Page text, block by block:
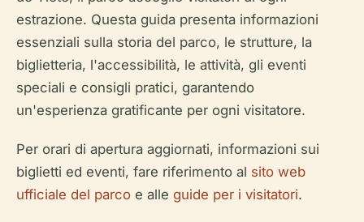
estrazione. Questa guida presenta informazioni
essenziali sulla storia del parco, le strutture, la
biglietteria, l'accessibilità, le attività, gli eventi
speciali e consigli pratici, garantendo
un'esperienza gratificante per ogni visitatore.
Per orari di apertura aggiornati, informazioni sui
biglietti ed eventi, fare riferimento al sito web
ufficiale del parco e alle guide per i visitatori.